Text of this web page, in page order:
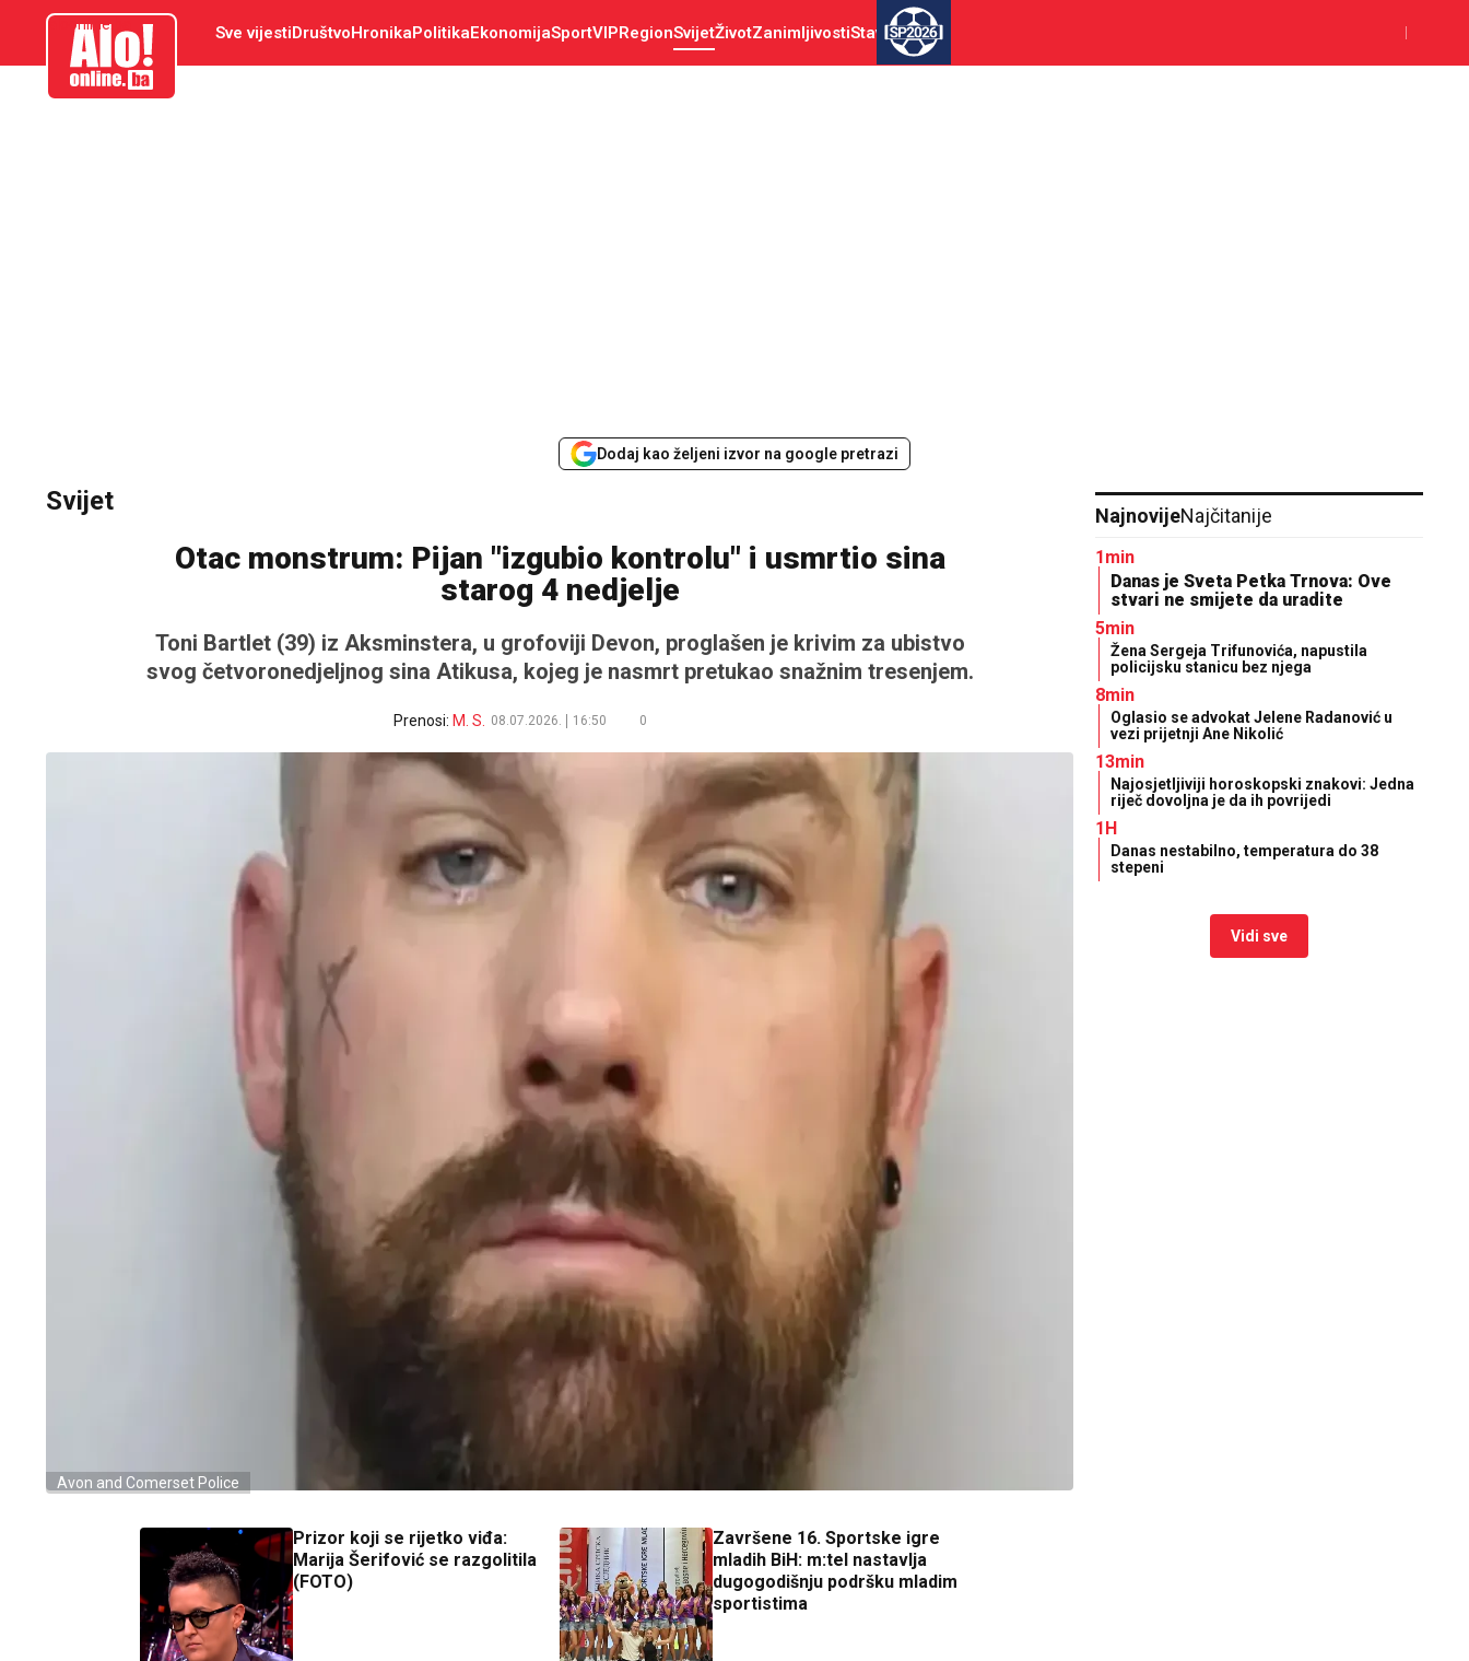
aloonline.ba Sve vijestiDruštvoHronikaPolitikaEkonomijaSportVIPRegionSvijetŽivotZanimljivostiStav SP2026
Dodaj kao željeni izvor na google pretrazi
Svijet
Otac monstrum: Pijan "izgubio kontrolu" i usmrtio sina
starog 4 nedjelje
Toni Bartlet (39) iz Aksminstera, u grofoviji Devon, proglašen je krivim za ubistvo
svog četvoronedjeljnog sina Atikusa, kojeg je nasmrt pretukao snažnim tresenjem.
Prenosi: M. S. 08.07.2026. 16:50 0
Avon and Comerset Police
Prizor koji se rijetko viđa:
Marija Šerifović se razgolitila
(FOTO)
Završene 16. Sportske igre
mladih BiH: m:tel nastavlja
dugogodišnju podršku mladim
sportistima
NajnovijeNajčitanije
1min
Danas je Sveta Petka Trnova: Ove
stvari ne smijete da uradite
5min
Žena Sergeja Trifunovića, napustila
policijsku stanicu bez njega
8min
Oglasio se advokat Jelene Radanović u
vezi prijetnji Ane Nikolić
13min
Najosjetljiviji horoskopski znakovi: Jedna
riječ dovoljna je da ih povrijedi
1H
Danas nestabilno, temperatura do 38
stepeni
Vidi sve